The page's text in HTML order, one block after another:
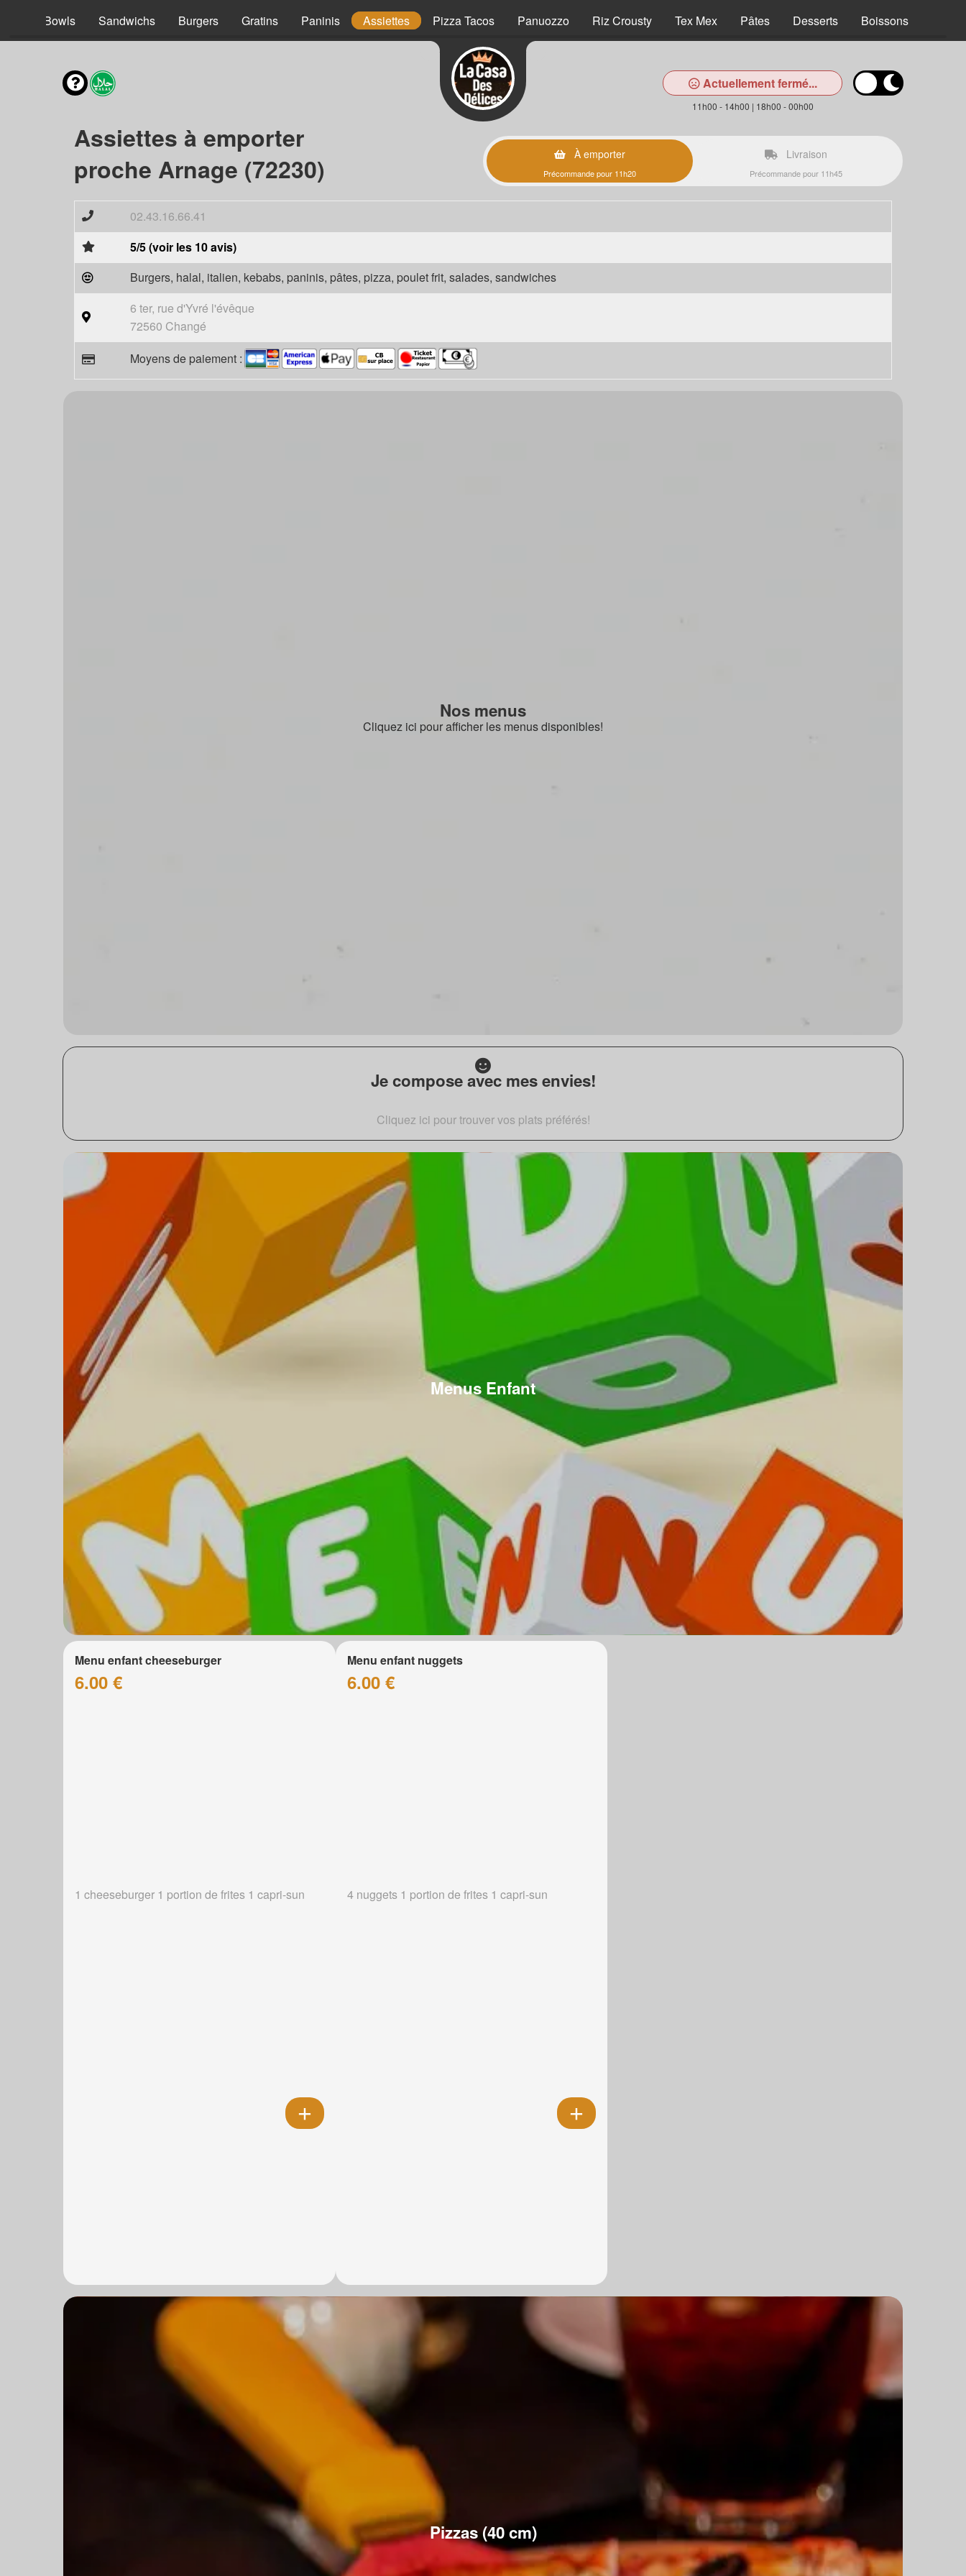
Bowls Sandwichs Burgers Gratins Paninis Assiettes Pizza Tacos Panuozzo Riz Crousty Tex Mex Pâtes Desserts Boissons
Actuellement fermé...
11h00 - 14h00 | 18h00 - 00h00
Assiettes à emporter
proche Arnage (72230)
À emporter
Précommande pour 11h20
Livraison
Précommande pour 11h45
02.43.16.66.41
5/5 (voir les 10 avis)
Burgers, halal, italien, kebabs, paninis, pâtes, pizza, poulet frit, salades, sandwiches
6 ter, rue d'Yvré l'évêque
72560 Changé
Moyens de paiement :
Nos menus
Cliquez ici pour afficher les menus disponibles!
Je compose avec mes envies!
Cliquez ici pour trouver vos plats préférés!
Menus Enfant
Menu enfant cheeseburger
6.00 €
1 cheeseburger 1 portion de frites 1 capri-sun
Menu enfant nuggets
6.00 €
4 nuggets 1 portion de frites 1 capri-sun
Pizzas (40 cm)